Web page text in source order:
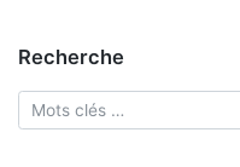
Recherche